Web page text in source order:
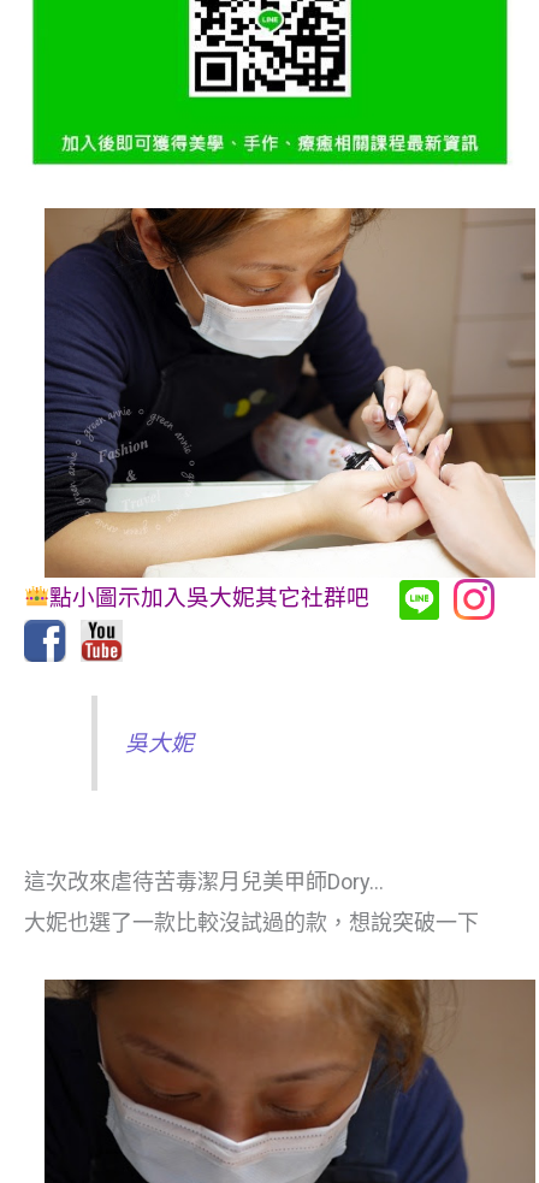
點小圖示加入吳大妮其它社群吧
吳大妮
這次改來虐待苦毒潔月兒美甲師Dory…
大妮也選了一款比較沒試過的款，想說突破一下